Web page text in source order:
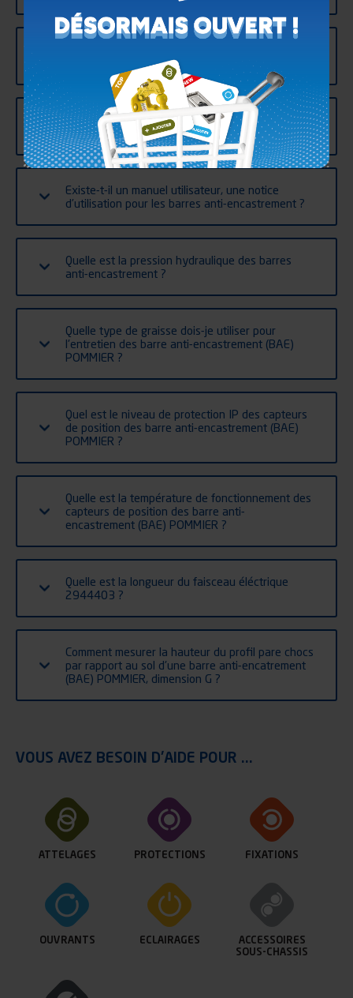
Directive machine 2006/42/CE et barres anti-
encastrement 58-03 ?
Existe-t-il un manuel utilisateur, une notice
d’utilisation pour les barres anti-encastrement ?
Quelle est la pression hydraulique des barres
anti-encastrement ?
Quelle type de graisse dois-je utiliser pour
l'entretien des barre anti-encastrement (BAE)
POMMIER ?
Quel est le niveau de protection IP des capteurs
de position des barre anti-encastrement (BAE)
POMMIER ?
Quelle est la température de fonctionnement des
capteurs de position des barre anti-
encastrement (BAE) POMMIER ?
Quelle est la longueur du faisceau éléctrique
2944403 ?
Comment mesurer la hauteur du profil pare chocs
par rapport au sol d'une barre anti-encatrement
(BAE) POMMIER, dimension G ?
VOUS AVEZ BESOIN D'AIDE POUR ...
ATTELAGES PROTECTIONS FIXATIONS
OUVRANTS ECLAIRAGES
ACCESSOIRES
SOUS-CHASSIS